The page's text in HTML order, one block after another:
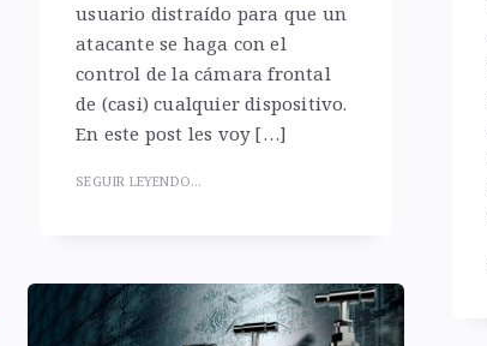
usuario distraído para que un
atacante se haga con el
control de la cámara frontal
de (casi) cualquier dispositivo.
En este post les voy […]
SEGUIR LEYENDO...